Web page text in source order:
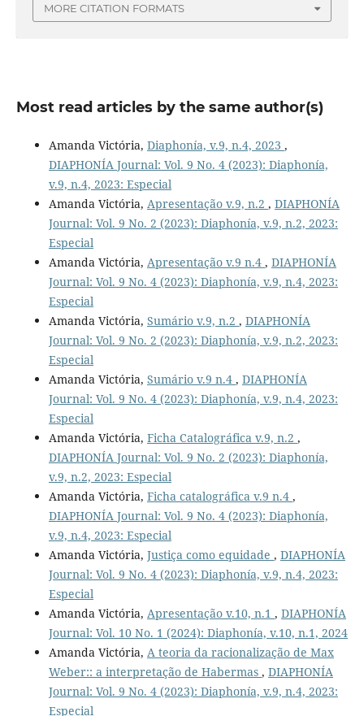
MORE CITATION FORMATS
Most read articles by the same author(s)
Amanda Victória, Diaphonía, v.9, n.4, 2023 ,
DIAPHONÍA Journal: Vol. 9 No. 4 (2023): Diaphonía,
v.9, n.4, 2023: Especial
Amanda Victória, Apresentação v.9, n.2 , DIAPHONÍA
Journal: Vol. 9 No. 2 (2023): Diaphonía, v.9, n.2, 2023:
Especial
Amanda Victória, Apresentação v.9 n.4 , DIAPHONÍA
Journal: Vol. 9 No. 4 (2023): Diaphonía, v.9, n.4, 2023:
Especial
Amanda Victória, Sumário v.9, n.2 , DIAPHONÍA
Journal: Vol. 9 No. 2 (2023): Diaphonía, v.9, n.2, 2023:
Especial
Amanda Victória, Sumário v.9 n.4 , DIAPHONÍA
Journal: Vol. 9 No. 4 (2023): Diaphonía, v.9, n.4, 2023:
Especial
Amanda Victória, Ficha Catalográfica v.9, n.2 ,
DIAPHONÍA Journal: Vol. 9 No. 2 (2023): Diaphonía,
v.9, n.2, 2023: Especial
Amanda Victória, Ficha catalográfica v.9 n.4 ,
DIAPHONÍA Journal: Vol. 9 No. 4 (2023): Diaphonía,
v.9, n.4, 2023: Especial
Amanda Victória, Justiça como equidade , DIAPHONÍA
Journal: Vol. 9 No. 4 (2023): Diaphonía, v.9, n.4, 2023:
Especial
Amanda Victória, Apresentação v.10, n.1 , DIAPHONÍA
Journal: Vol. 10 No. 1 (2024): Diaphonía, v.10, n.1, 2024
Amanda Victória, A teoria da racionalização de Max
Weber:: a interpretação de Habermas , DIAPHONÍA
Journal: Vol. 9 No. 4 (2023): Diaphonía, v.9, n.4, 2023:
Especial